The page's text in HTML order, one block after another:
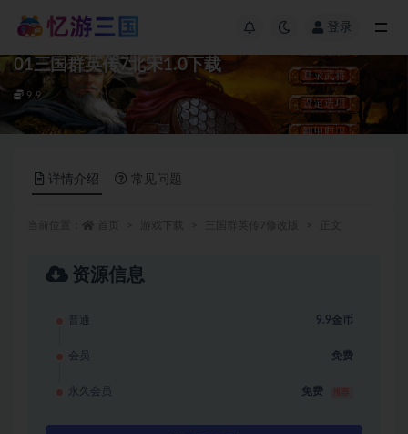
登录
01三国群英传7北宋1.0下载
9.9
详情介绍 常见问题
资源信息
普通 9.9金币
会员 免费
永久会员 免费